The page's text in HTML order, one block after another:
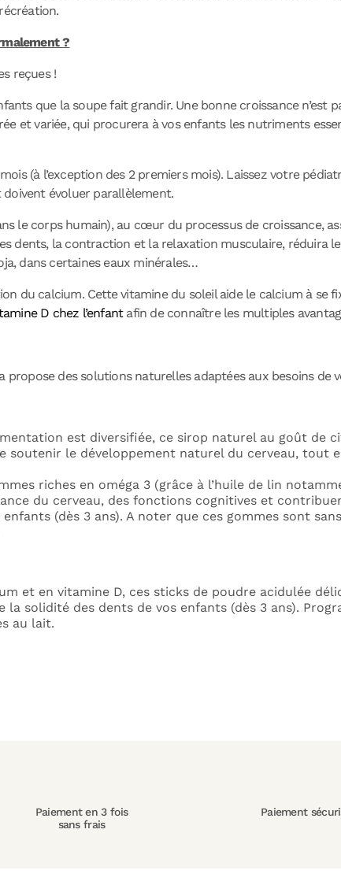
?
reçues !
que la soupe fait grandir. Une bonne croissance n’est
et variée, qui procurera à vos enfants les nutriments
(à l’exception des 2 premiers mois). Laissez votre
évoluer parallèlement.
le corps humain), au cœur du processus de croissance,
dents, la contraction et la relaxation musculaire, réduira
dans certaines eaux minérales…
du calcium. Cette vitamine du soleil aide le calcium à
D chez l’enfantafin de connaître les multiples
propose des solutions naturelles adaptées aux besoins de
est diversifiée, ce sirop naturel au goût de
soutenir le développement naturel du cerveau, tout
riches en oméga 3 (grâce à l’huile de lin
du cerveau, des fonctions cognitives et
(dès 3 ans). A noter que ces gommes sont
et en vitamine D, ces sticks de poudre acidulée
la solidité des dents de vos enfants (dès 3 ans).
au lait.
Paiement en 3 fois
sans frais
Paiement